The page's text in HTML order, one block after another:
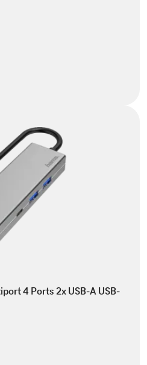
4 Ports 2x USB-A USB-